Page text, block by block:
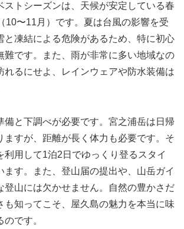
ストシーズンは、天候が安定している春
10〜11月）です。夏は台風の影響を受
と凍結による危険があるため、特に初心
難です。また、雨が非常に多い地域なの
れるにせよ、レインウェアや防水装備は
備と下調べが必要です。宮之浦岳は日帰
ますが、距離が長く体力も必要です。そ
利用して1泊2日でゆっくり登るスタイ
ます。また、登山届の提出や、山岳ガイ
登山には欠かせません。自然の豊かさだ
も知ってこそ、屋久島の魅力を本当に味
です。